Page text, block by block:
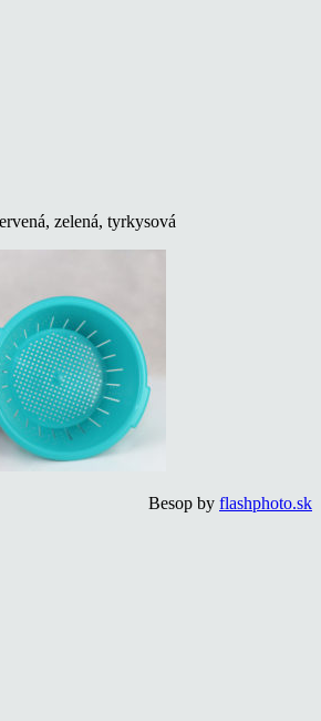
zelená, tyrkysová
Besop by flashphoto.sk